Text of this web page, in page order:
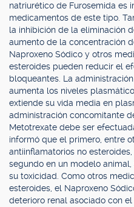
natriurético de Furosemida es
medicamentos de este tipo.
la inhibición de la eliminación
aumento de la concentración
Naproxeno Sódico y otros
esteroides pueden reducir el
bloqueantes. La
aumenta los niveles
extiende su vida media en
administración concomitante
Metotrexate debe ser
informó que el primero, entre
antiinflamatorios no
segundo en un modelo
su toxicidad. Como otros
esteroides, el Naproxeno
deterioro renal asociado con